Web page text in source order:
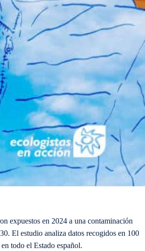
expuestos en 2024 a una contaminación
El estudio analiza datos recogidos en 100
todo el Estado español.